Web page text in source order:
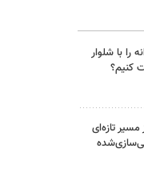
را با شلوار
کنیم؟
مسیر تازه‌ای